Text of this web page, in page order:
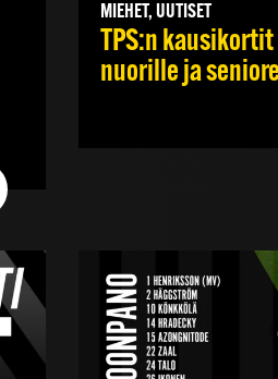
MIEHET, UUTISET
TPS:n
nuorille ja